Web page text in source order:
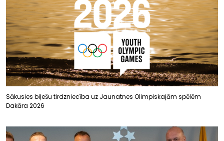
Sākusies biļešu tirdzniecība uz Jaunatnes Olimpiskajām spēlēm
Dakāra 2026